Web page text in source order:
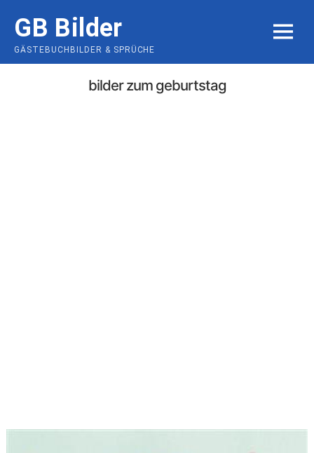
content
GB Bilder
GÄSTEBUCHBILDER & SPRÜCHE
MENU
bilder zum geburtstag